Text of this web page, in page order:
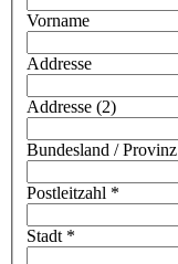
Vorname
Addresse
Addresse (2)
Bundesland / Provinz
Postleitzahl *
Stadt *